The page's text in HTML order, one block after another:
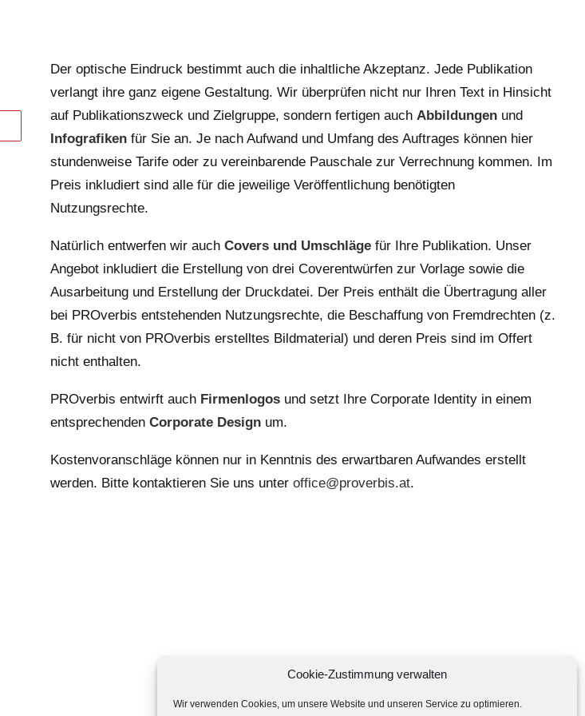
Cookie-Zustimmung verwalten
Wir verwenden Cookies, um unsere Website und unseren Service zu optimieren.
Der optische Eindruck bestimmt auch die inhaltliche Akzeptanz. Jede Publikation
verlangt ihre ganz eigene Gestaltung. Wir überprüfen nicht nur Ihren Text in Hinsicht
auf Publikationszweck und Zielgruppe, sondern fertigen auch Abbildungen und
Infografiken für Sie an. Je nach Aufwand und Umfang des Auftrages können hier
stundenweise Tarife oder zu vereinbarende Pauschale zur Verrechnung kommen. Im
Preis inkludiert sind alle für die jeweilige Veröffentlichung benötigten
Nutzungsrechte.
Natürlich entwerfen wir auch Covers und Umschläge für Ihre Publikation. Unser
Angebot inkludiert die Erstellung von drei Coverentwürfen zur Vorlage sowie die
Ausarbeitung und Erstellung der Druckdatei. Der Preis enthält die Übertragung aller
bei PROverbis entstehenden Nutzungsrechte, die Beschaffung von Fremdrechten (z.
B. für nicht von PROverbis erstelltes Bildmaterial) und deren Preis sind im Offert
nicht enthalten.
PROverbis entwirft auch Firmenlogos und setzt Ihre Corporate Identity in einem
entsprechenden Corporate Design um.
Kostenvoranschläge können nur in Kenntnis des erwartbaren Aufwandes erstellt
werden. Bitte kontaktieren Sie uns unter office@proverbis.at.